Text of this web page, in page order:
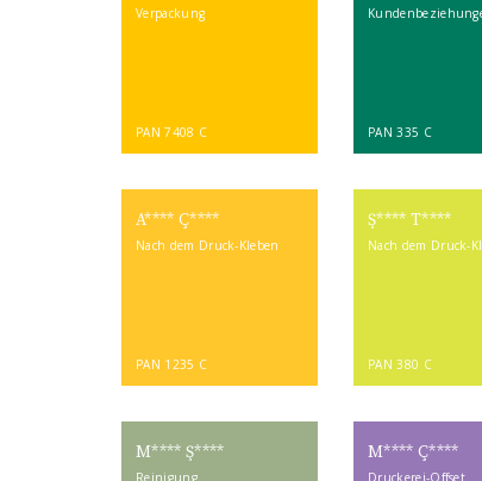
Verpackung
PAN 7408 C PAN 335 C
A**** Ç****
Nach dem Druck-Kleben
PAN 1235 C
Ş**** T****
Nach dem Druck-
PAN 380 C
M**** Ş****
Reinigung
M**** Ç****
Druckerei-Offset